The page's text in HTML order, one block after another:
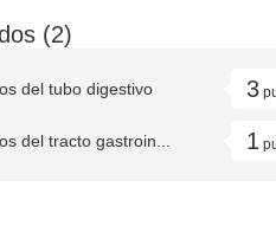
(2)
del tubo digestivo 3
del tracto gastroin... 1